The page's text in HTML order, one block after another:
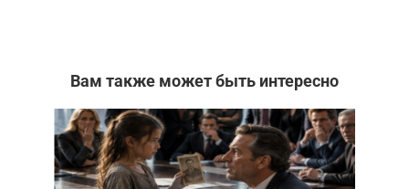
Вам также может быть интересно